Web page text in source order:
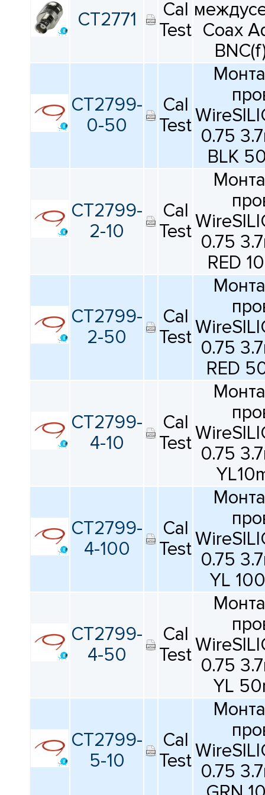
ПРОИЗВОДИТЕЛЕЙ
CT2771
Cal
Test Coax
CT2799-
0-50
Cal
Test 0.75
BLK
CT2799-
2-10
Cal
Test 0.75
RED
CT2799-
2-50
Cal
Test 0.75
RED
CT2799-
4-10
Cal
Test 0.75
CT2799-
4-100
Cal
Test 0.75
YL
CT2799-
4-50
Cal
Test 0.75
YL
CT2799-
5-10
Cal
Test 0.75